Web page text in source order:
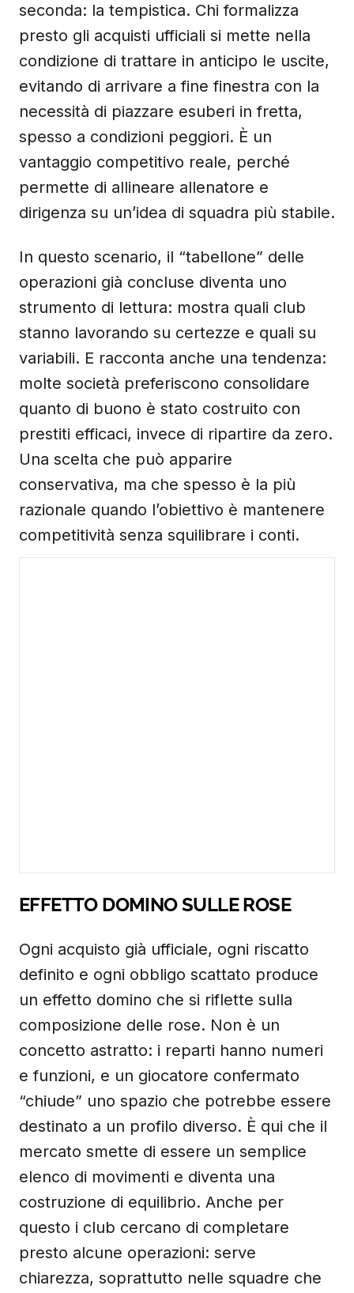
seconda: la tempistica. Chi formalizza
presto gli acquisti ufficiali si mette nella
condizione di trattare in anticipo le uscite,
evitando di arrivare a fine finestra con la
necessità di piazzare esuberi in fretta,
spesso a condizioni peggiori. È un
vantaggio competitivo reale, perché
permette di allineare allenatore e
dirigenza su un’idea di squadra più stabile.
In questo scenario, il “tabellone” delle
operazioni già concluse diventa uno
strumento di lettura: mostra quali club
stanno lavorando su certezze e quali su
variabili. E racconta anche una tendenza:
molte società preferiscono consolidare
quanto di buono è stato costruito con
prestiti efficaci, invece di ripartire da zero.
Una scelta che può apparire
conservativa, ma che spesso è la più
razionale quando l’obiettivo è mantenere
competitività senza squilibrare i conti.
EFFETTO DOMINO SULLE ROSE
Ogni acquisto già ufficiale, ogni riscatto
definito e ogni obbligo scattato produce
un effetto domino che si riflette sulla
composizione delle rose. Non è un
concetto astratto: i reparti hanno numeri
e funzioni, e un giocatore confermato
“chiude” uno spazio che potrebbe essere
destinato a un profilo diverso. È qui che il
mercato smette di essere un semplice
elenco di movimenti e diventa una
costruzione di equilibrio. Anche per
questo i club cercano di completare
presto alcune operazioni: serve
chiarezza, soprattutto nelle squadre che